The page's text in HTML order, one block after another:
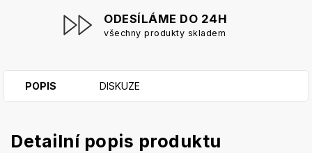
ODESÍLÁME DO 24H
všechny produkty skladem
POPIS DISKUZE
Detailní popis produktu